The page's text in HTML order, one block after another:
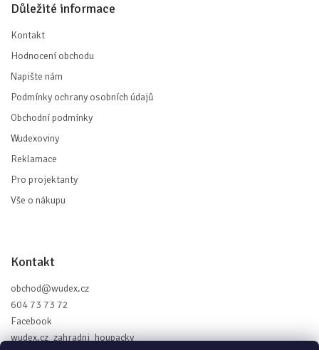
Důležité informace
Kontakt
Hodnocení obchodu
Napište nám
Podmínky ochrany osobních údajů
Obchodní podmínky
Wudexoviny
Reklamace
Pro projektanty
Vše o nákupu
Kontakt
obchod@wudex.cz
604 73 73 72
Facebook
wudex.cz_zahradni_houpacky